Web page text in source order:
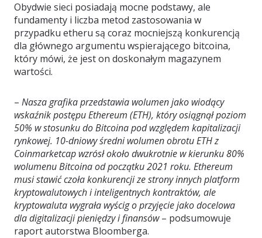
Obydwie sieci posiadają mocne podstawy, ale
fundamenty i liczba metod zastosowania w
przypadku etheru są coraz mocniejszą konkurencją
dla głównego argumentu wspierającego bitcoina,
który mówi, że jest on doskonałym magazynem
wartości.
– Nasza grafika przedstawia wolumen jako wiodący
wskaźnik postępu Ethereum (ETH), który osiągnął poziom
50% w stosunku do Bitcoina pod względem kapitalizacji
rynkowej. 10-dniowy średni wolumen obrotu ETH z
Coinmarketcap wzrósł około dwukrotnie w kierunku 80%
wolumenu Bitcoina od początku 2021 roku. Ethereum
musi stawić czoła konkurencji ze strony innych platform
kryptowalutowych i inteligentnych kontraktów, ale
kryptowaluta wygrała wyścig o przyjęcie jako docelowa
dla digitalizacji pieniędzy i finansów– podsumowuje
raport autorstwa Bloomberga.